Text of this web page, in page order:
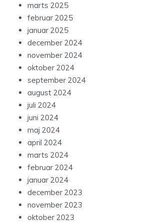
marts 2025
februar 2025
januar 2025
december 2024
november 2024
oktober 2024
september 2024
august 2024
juli 2024
juni 2024
maj 2024
april 2024
marts 2024
februar 2024
januar 2024
december 2023
november 2023
oktober 2023